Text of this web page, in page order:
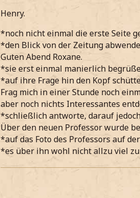
Henry.
*noch nicht einmal die erste Seite
*den Blick von der Zeitung
Guten Abend Roxane.
*sie erst einmal manierlich
*auf ihre Frage hin den Kopf
Frag mich in einer Stunde noch
aber noch nichts Interessantes
*schließlich antworte, darauf
Über den neuen Professor wurde
*auf das Foto des Professors auf
*es über ihn wohl nicht allzu viel